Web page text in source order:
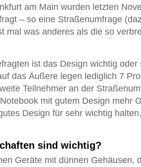
am Main wurden letzten
– so eine Straßenumfrage
mal was anderes als die so
ist das Design wichtig
das Äußere legen lediglich 7
Teilnehmer an der
mit gutem Design mehr
Design für sehr wichtig
sind wichtig?
Geräte mit dünnen Gehäusen,